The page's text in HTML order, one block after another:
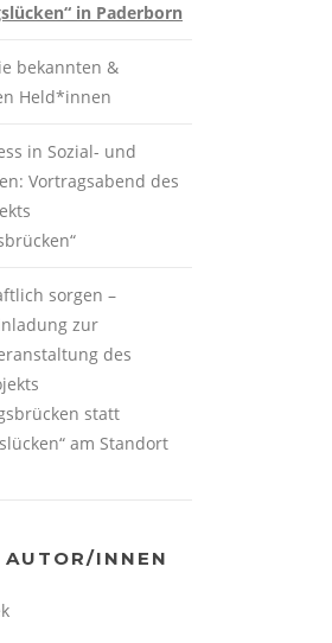
in Paderborn
bekannten &
Held*innen
in Sozial- und
Vortragsabend des
sorgen –
zur
des
statt
am Standort
AUTOR/INNEN